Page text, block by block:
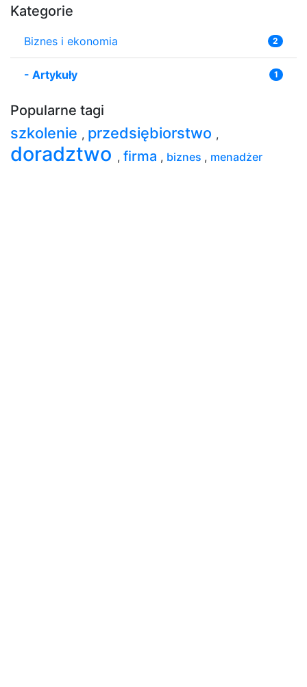
Kategorie
Biznes i ekonomia 2
- Artykuły 1
Popularne tagi
szkolenie , przedsiębiorstwo ,
doradztwo , firma , biznes , menadżer